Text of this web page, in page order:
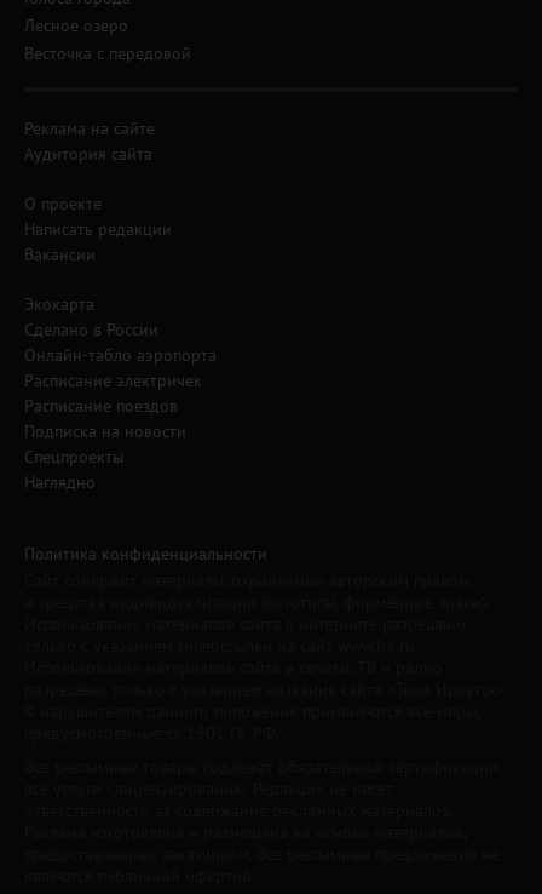
Лесное озеро
Весточка с передовой
Реклама на сайте
Аудитория сайта
О проекте
Написать редакции
Вакансии
Экокарта
Сделано в России
Онлайн-табло аэропорта
Расписание электричек
Расписание поездов
Подписка на новости
Спецпроекты
Наглядно
Политика конфиденциальности